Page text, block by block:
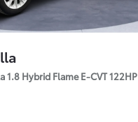
1.8 Hybrid Flame E-CVT 122HP